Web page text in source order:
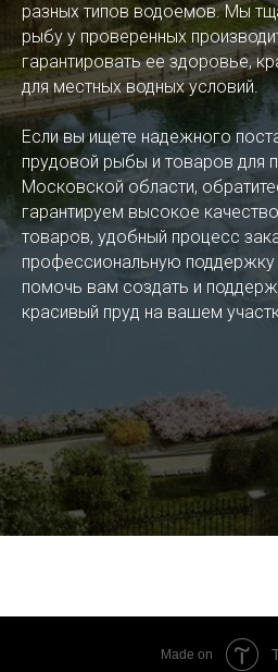
разных типов водоемов. Мы
рыбу у проверенных
гарантировать ее здоровье,
для местных водных условий.
Если вы ищете надежного
прудовой рыбы и товаров для
Московской области,
гарантируем высокое
товаров, удобный процесс
профессиональную поддержку
помочь вам создать и
красивый пруд на вашем
Made on